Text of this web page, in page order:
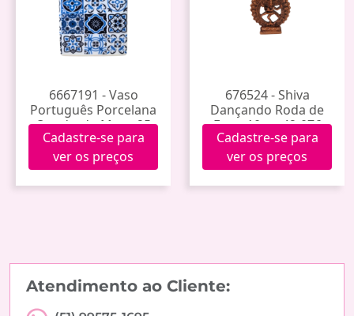
6667191 - Vaso
Português Porcelana
Quadrado Mvso-25
Cadastre-se para
ver os preços
676524 - Shiva
Dançando Roda de
Fogo 10cm 42-076
Cadastre-se para
ver os preços
Atendimento ao Cliente: